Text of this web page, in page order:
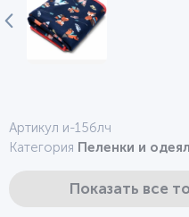
Артикул и-15блч
Категория Пеленки и
Показать все